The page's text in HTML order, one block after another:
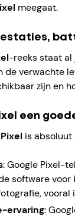
meegaat.
-reeks staat al
de verwachte
zijn en
een
is absoluut
: Google Pixel-
software
ervaring: